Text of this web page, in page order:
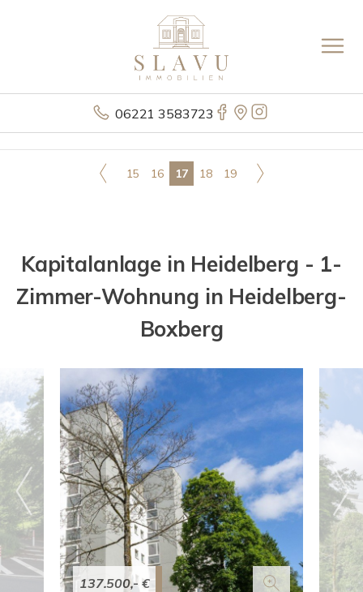
06221 3583723
15 16 17 18 19
Kapitalanlage in Heidelberg - 1-
Zimmer-Wohnung in Heidelberg-
Boxberg
137.500,- €